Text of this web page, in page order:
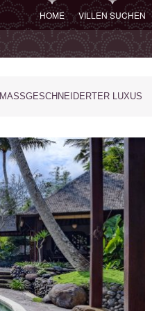
HOME VILLEN SUCHEN
MASSGESCHNEIDERTER LUXUS